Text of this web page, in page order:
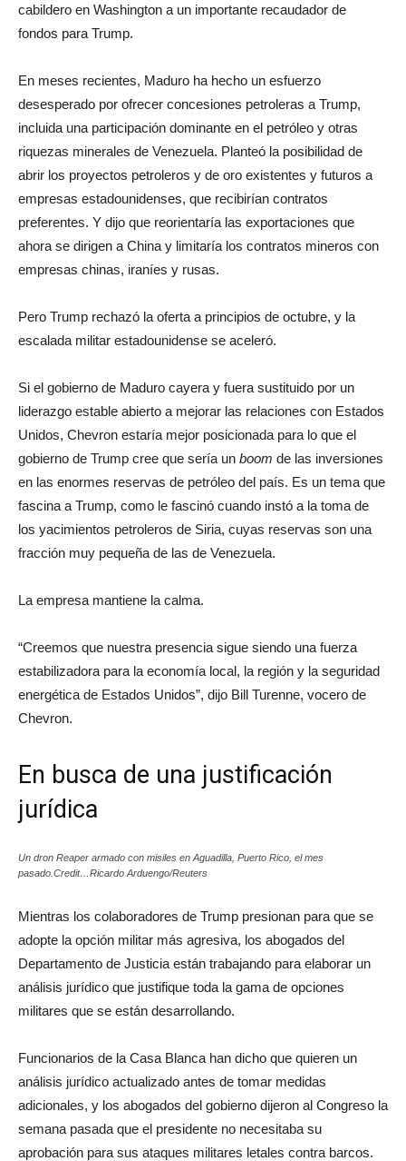
cabildero en Washington a un importante recaudador de
fondos para Trump.
En meses recientes, Maduro ha hecho un esfuerzo
desesperado por ofrecer concesiones petroleras a Trump,
incluida una participación dominante en el petróleo y otras
riquezas minerales de Venezuela. Planteó la posibilidad de
abrir los proyectos petroleros y de oro existentes y futuros a
empresas estadounidenses, que recibirían contratos
preferentes. Y dijo que reorientaría las exportaciones que
ahora se dirigen a China y limitaría los contratos mineros con
empresas chinas, iraníes y rusas.
Pero Trump rechazó la oferta a principios de octubre, y la
escalada militar estadounidense se aceleró.
Si el gobierno de Maduro cayera y fuera sustituido por un
liderazgo estable abierto a mejorar las relaciones con Estados
Unidos, Chevron estaría mejor posicionada para lo que el
gobierno de Trump cree que sería un boom de las inversiones
en las enormes reservas de petróleo del país. Es un tema que
fascina a Trump, como le fascinó cuando instó a la toma de
los yacimientos petroleros de Siria, cuyas reservas son una
fracción muy pequeña de las de Venezuela.
La empresa mantiene la calma.
“Creemos que nuestra presencia sigue siendo una fuerza
estabilizadora para la economía local, la región y la seguridad
energética de Estados Unidos”, dijo Bill Turenne, vocero de
Chevron.
En busca de una justificación
jurídica
Un dron Reaper armado con misiles en Aguadilla, Puerto Rico, el mes
pasado.Credit…Ricardo Arduengo/Reuters
Mientras los colaboradores de Trump presionan para que se
adopte la opción militar más agresiva, los abogados del
Departamento de Justicia están trabajando para elaborar un
análisis jurídico que justifique toda la gama de opciones
militares que se están desarrollando.
Funcionarios de la Casa Blanca han dicho que quieren un
análisis jurídico actualizado antes de tomar medidas
adicionales, y los abogados del gobierno dijeron al Congreso la
semana pasada que el presidente no necesitaba su
aprobación para sus ataques militares letales contra barcos.